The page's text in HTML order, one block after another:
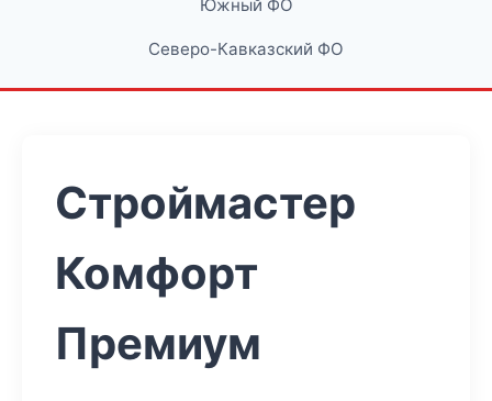
Южный ФО
Северо-Кавказский ФО
Строймастер
Комфорт
Премиум